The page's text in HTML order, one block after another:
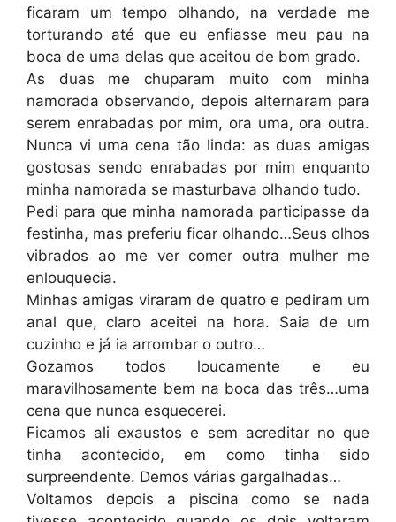
ficaram um tempo olhando, na verdade me
torturando até que eu enfiasse meu pau na
boca de uma delas que aceitou de bom grado.
As duas me chuparam muito com minha
namorada observando, depois alternaram para
serem enrabadas por mim, ora uma, ora outra.
Nunca vi uma cena tão linda: as duas amigas
gostosas sendo enrabadas por mim enquanto
minha namorada se masturbava olhando tudo.
Pedi para que minha namorada participasse da
festinha, mas preferiu ficar olhando…Seus olhos
vibrados ao me ver comer outra mulher me
enlouquecia.
Minhas amigas viraram de quatro e pediram um
anal que, claro aceitei na hora. Saia de um
cuzinho e já ia arrombar o outro…
Gozamos todos loucamente e eu
maravilhosamente bem na boca das três…uma
cena que nunca esquecerei.
Ficamos ali exaustos e sem acreditar no que
tinha acontecido, em como tinha sido
surpreendente. Demos várias gargalhadas…
Voltamos depois a piscina como se nada